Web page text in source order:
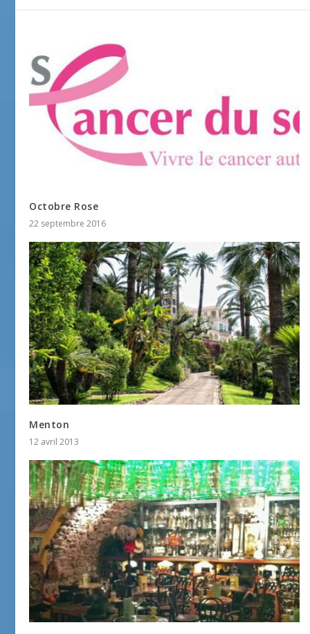
Octobre Rose
22 septembre 2016
Menton
12 avril 2013